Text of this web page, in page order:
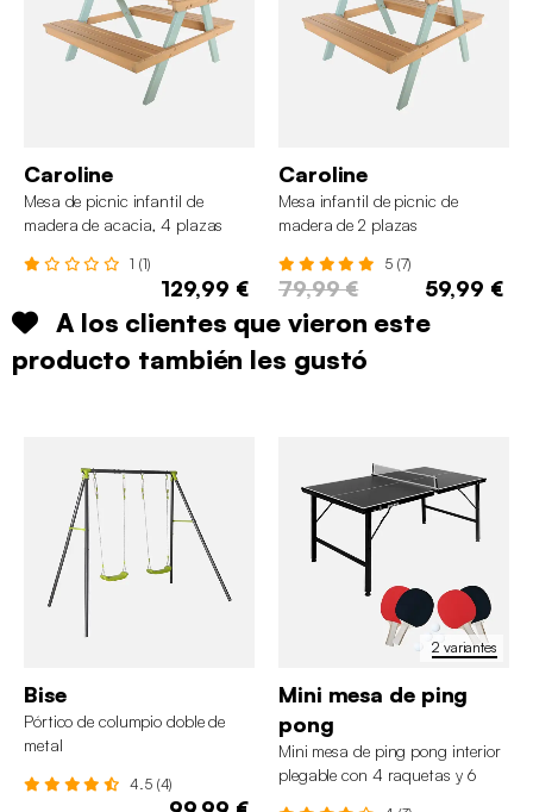
Caroline
Mesa de picnic infantil de
madera de acacia, 4 plazas
1 (1)
129,99 €
Caroline
Mesa infantil de picnic de
madera de 2 plazas
5 (7)
79,99 € 59,99 €
A los clientes que vieron este
producto también les gustó
Bise
Pórtico de columpio doble de
metal
4.5 (4)
2 variantes
Mini mesa de ping
pong
Mini mesa de ping pong interior
plegable con 4 raquetas y 6